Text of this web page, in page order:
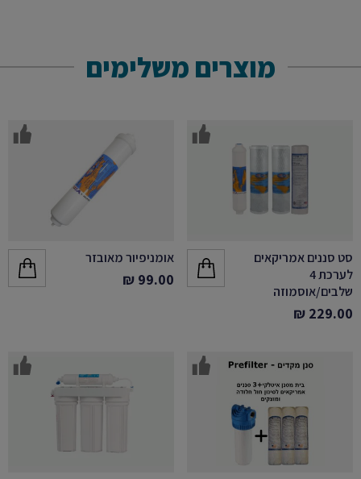
מוצרים משלימים
סט סננים אמריקאים
לערכת 4
שלבים/אוסמוזה
229.00
₪
אומניפיור מאובזר
99.00
₪